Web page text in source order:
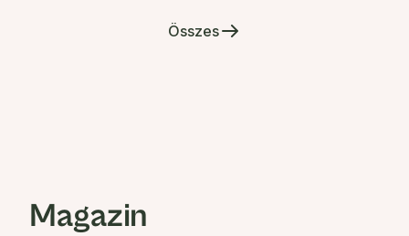
Összes
Magazin